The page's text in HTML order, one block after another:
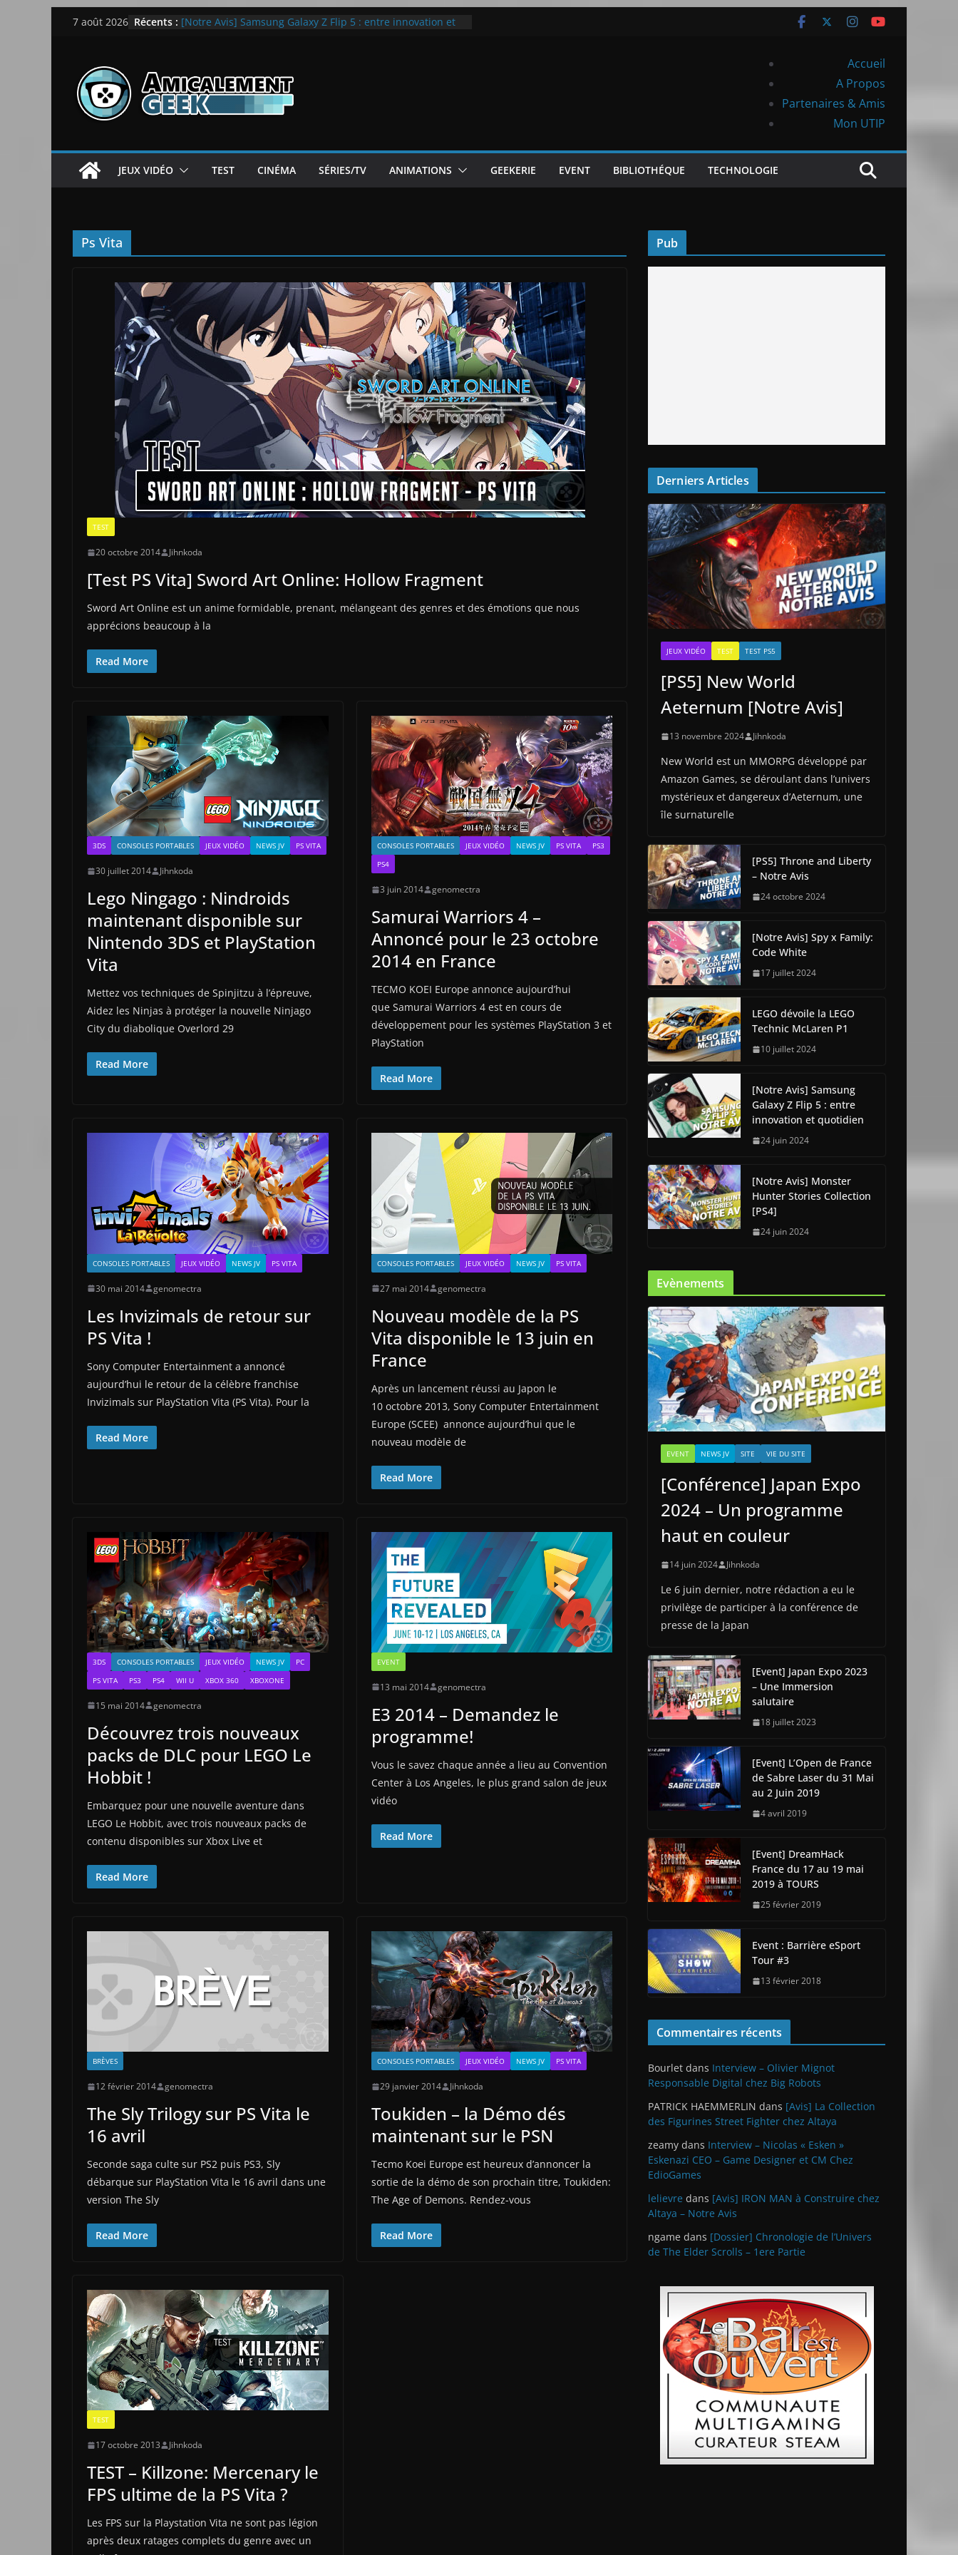
Passer7 août 2026 Récents : [Notre Avis] Samsung Galaxy Z Flip 5 : entre innovation et
[Notre Avis] Spy x Family: Code White
LEGO dévoile la LEGO Technic McLaren P1
Accueil
A Propos
Partenaires & Amis
Mon UTIP
JEUX VIDÉO TEST CINÉMA SÉRIES/TV ANIMATIONS GEEKERIE EVENT BIBLIOTHÉQUE TECHNOLOGIE
Ps Vita
TEST
20 octobre 2014 Jihnkoda
[Test PS Vita] Sword Art Online: Hollow Fragment
Sword Art Online est un anime formidable, prenant, mélangeant des genres et des émotions que nous
apprécions beaucoup à la
Read More
3DS CONSOLES PORTABLES JEUX VIDÉO NEWS JV PS VITA
30 juillet 2014 Jihnkoda
Lego Ningago : Nindroids
maintenant disponible sur
Nintendo 3DS et PlayStation
Vita
Mettez vos techniques de Spinjitzu à l’épreuve,
Aidez les Ninjas à protéger la nouvelle Ninjago
City du diabolique Overlord 29
Read More
CONSOLES PORTABLES JEUX VIDÉO NEWS JV PS VITA
PS3
PS4
3 juin 2014 genomectra
Samurai Warriors 4 –
Annoncé pour le 23 octobre
2014 en France
TECMO KOEI Europe annonce aujourd’hui
que Samurai Warriors 4 est en cours de
développement pour les systèmes PlayStation 3 et
PlayStation
Read More
CONSOLES PORTABLES JEUX VIDÉO NEWS JV PS VITA
30 mai 2014 genomectra
Les Invizimals de retour sur
PS Vita !
Sony Computer Entertainment a annoncé
aujourd’hui le retour de la célèbre franchise
Invizimals sur PlayStation Vita (PS Vita). Pour la
Read More
CONSOLES PORTABLES JEUX VIDÉO NEWS JV PS VITA
27 mai 2014 genomectra
Nouveau modèle de la PS
Vita disponible le 13 juin en
France
Après un lancement réussi au Japon le
10 octobre 2013, Sony Computer Entertainment
Europe (SCEE) annonce aujourd’hui que le
nouveau modèle de
Read More
3DS CONSOLES PORTABLES JEUX VIDÉO NEWS JV
PC
PS VITA
PS3 PS4 WII U XBOX 360 XBOXONE
15 mai 2014 genomectra
Découvrez trois nouveaux
packs de DLC pour LEGO Le
Hobbit !
Embarquez pour une nouvelle aventure dans
LEGO Le Hobbit, avec trois nouveaux packs de
contenu disponibles sur Xbox Live et
Read More
EVENT
13 mai 2014 genomectra
E3 2014 – Demandez le
programme!
Vous le savez chaque année a lieu au Convention
Center à Los Angeles, le plus grand salon de jeux
vidéo
Read More
BRÈVES
12 février 2014 genomectra
The Sly Trilogy sur PS Vita le
16 avril
Seconde saga culte sur PS2 puis PS3, Sly
débarque sur PlayStation Vita le 16 avril dans une
version The Sly
Read More
CONSOLES PORTABLES JEUX VIDÉO NEWS JV PS VITA
29 janvier 2014 Jihnkoda
Toukiden – la Démo dés
maintenant sur le PSN
Tecmo Koei Europe est heureux d’annoncer la
sortie de la démo de son prochain titre, Toukiden:
The Age of Demons. Rendez-vous
Read More
TEST
17 octobre 2013 Jihnkoda
TEST – Killzone: Mercenary le
FPS ultime de la PS Vita ?
Les FPS sur la Playstation Vita ne sont pas légion
après deux ratages complets du genre avec un
Pub
Derniers Articles
JEUX VIDÉO TEST TEST PS5
[PS5] New World
Aeternum [Notre Avis]
13 novembre 2024 Jihnkoda
New World est un MMORPG développé par
Amazon Games, se déroulant dans l’univers
mystérieux et dangereux d’Aeternum, une
île surnaturelle
[PS5] Throne and Liberty
– Notre Avis
24 octobre 2024
[Notre Avis] Spy x Family:
Code White
17 juillet 2024
LEGO dévoile la LEGO
Technic McLaren P1
10 juillet 2024
[Notre Avis] Samsung
Galaxy Z Flip 5 : entre
innovation et quotidien
24 juin 2024
[Notre Avis] Monster
Hunter Stories Collection
[PS4]
24 juin 2024
Evènements
EVENT NEWS JV SITE VIE DU SITE
[Conférence] Japan Expo
2024 – Un programme
haut en couleur
14 juin 2024 Jihnkoda
Le 6 juin dernier, notre rédaction a eu le
privilège de participer à la conférence de
presse de la Japan
[Event] Japan Expo 2023
– Une Immersion
salutaire
18 juillet 2023
[Event] L’Open de France
de Sabre Laser du 31 Mai
au 2 Juin 2019
4 avril 2019
[Event] DreamHack
France du 17 au 19 mai
2019 à TOURS
25 février 2019
Event : Barrière eSport
Tour #3
13 février 2018
Commentaires récents
Bourlet dans Interview – Olivier Mignot
Responsable Digital chez Big Robots
PATRICK HAEMMERLIN dans [Avis] La Collection
des Figurines Street Fighter chez Altaya
zeamy dans Interview – Nicolas « Esken »
Eskenazi CEO – Game Designer et CM Chez
EdioGames
lelievre dans [Avis] IRON MAN à Construire chez
Altaya – Notre Avis
ngame dans [Dossier] Chronologie de l’Univers
de The Elder Scrolls – 1ere Partie